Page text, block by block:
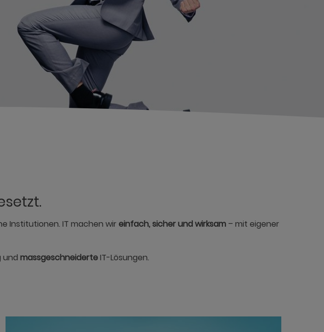
Institutionen. IT machen wir einfach, sicher und wirksam– mit eigener
und massgeschneiderteIT-Lösungen.